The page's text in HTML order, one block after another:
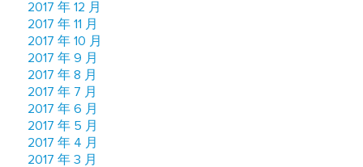
2017 年 12 月
2017 年 11 月
2017 年 10 月
2017 年 9 月
2017 年 8 月
2017 年 7 月
2017 年 6 月
2017 年 5 月
2017 年 4 月
2017 年 3 月